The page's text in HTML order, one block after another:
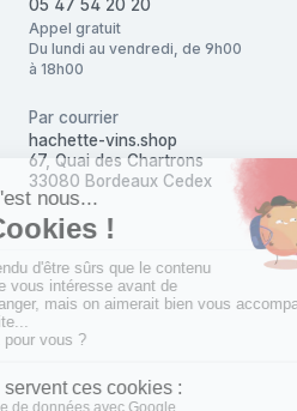
05 47 54 20 20
Appel gratuit
Du lundi au vendredi, de 9h00
à 18h00
Par courrier
hachette-vins.shop
67, Quai des Chartrons
33080 Bordeaux Cedex